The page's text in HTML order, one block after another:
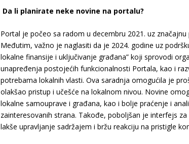
Da li planirate neke novine na portalu?
Portal je počeo sa radom u decembru 2021. uz
Međutim, važno je naglasiti da je 2024. godine uz
lokalne finansije i uključivanje građana” koji sprovodi
unapređenja postojećih funkcionalnosti Portala, kao i
potrebama lokalnih vlasti. Ova saradnja omogućila je
olakšao pristup i učešće na lokalnom nivou. Novine
lokalne samouprave i građana, kao i bolje praćenje i
zainteresovanih strana. Takođe, poboljšan je interfejs
lakše upravljanje sadržajem i bržu reakciju na pristigle